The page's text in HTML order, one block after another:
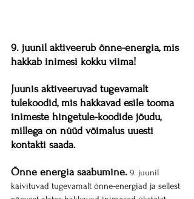
9. juunil aktiveerub õnne-energia, mis
hakkab inimesi kokku viima!
Juunis aktiveeruvad tugevamalt
tulekoodid, mis hakkavad esile tooma
inimeste hingetule-koodide jõudu,
millega on nüüd võimalus uuesti
kontakti saada.
Õnne energia saabumine. 9. juunil
käivituvad tugevamalt õnne-energiad ja sellest